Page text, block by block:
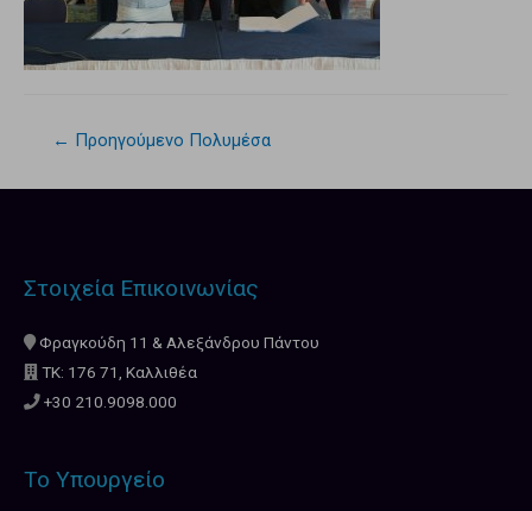
← Προηγούμενο Πολυμέσα
Στοιχεία Επικοινωνίας
Φραγκούδη 11 & Αλεξάνδρου Πάντου
ΤΚ: 176 71, Καλλιθέα
+30 210.9098.000
Το Υπουργείο